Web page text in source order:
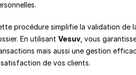
procédure simplifie la validation de
En utilisant Vesuv , vous
mais aussi une gestion
de vos clients.